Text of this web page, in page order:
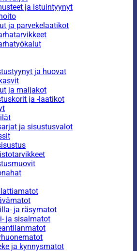
ja istuintyynyt
ja parvekelaatikot
ja huovat
ja maljakot
ja -laatikot
ja sisustusvalot
ja räsymatot
ja sisalmatot
ja kynnysmatot